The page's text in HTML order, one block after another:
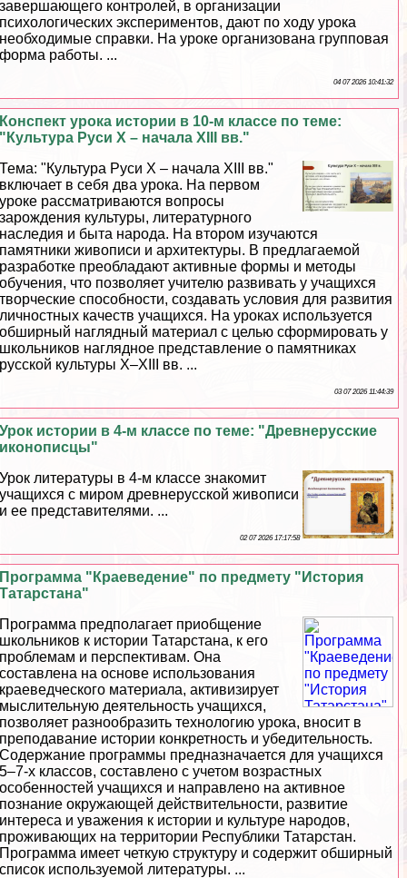
завершающего контролей, в организации
психологических экспериментов, дают по ходу урока
необходимые справки. На уроке организована групповая
форма работы. ...
04 07 2026 10:41:32
Конспект урока истории в 10-м классе по теме:
"Культура Руси Х – начала XIII вв."
Тема: "Культура Руси Х – начала ХIII вв."
включает в себя два урока. На первом
уроке рассматриваются вопросы
зарождения культуры, литературного
наследия и быта народа. На втором изучаются
памятники живописи и архитектуры. В предлагаемой
разработке преобладают активные формы и методы
обучения, что позволяет учителю развивать у учащихся
творческие способности, создавать условия для развития
личностных качеств учащихся. На уроках используется
обширный наглядный материал с целью сформировать у
школьников наглядное представление о памятниках
русской культуры Х–ХIII вв. ...
03 07 2026 11:44:39
Урок истории в 4-м классе по теме: "Древнерусские
иконописцы"
Урок литературы в 4-м классе знакомит
учащихся с миром древнерусской живописи
и ее представителями. ...
02 07 2026 17:17:58
Программа "Краеведение" по предмету "История
Татарстана"
Программа предполагает приобщение
школьников к истории Татарстана, к его
проблемам и перспективам. Она
составлена на основе использования
краеведческого материала, активизирует
мыслительную деятельность учащихся,
позволяет разнообразить технологию урока, вносит в
преподавание истории конкретность и убедительность.
Содержание программы предназначается для учащихся
5–7-х классов, составлено с учетом возрастных
особенностей учащихся и направлено на активное
познание окружающей действительности, развитие
интереса и уважения к истории и культуре народов,
проживающих на территории Республики Татарстан.
Программа имеет четкую структуру и содержит обширный
список используемой литературы. ...